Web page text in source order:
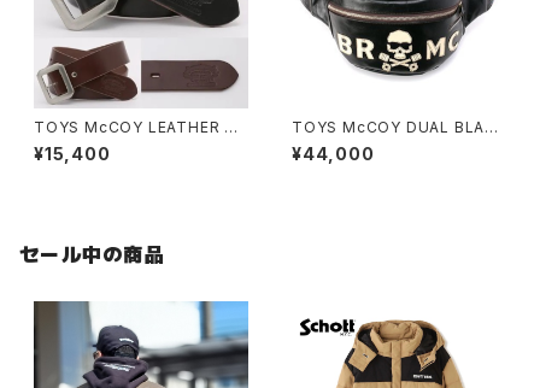
TOYS McCOY LEATHER GA
RRISON BELT
¥15,400
TOYS McCOY DUAL BLADE
BAG " B R M C "
¥44,000
セール中の商品